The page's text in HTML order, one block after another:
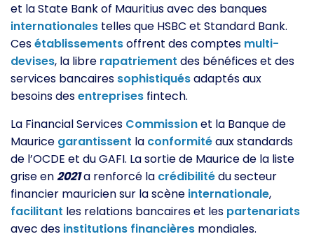
et la State Bank of Mauritius avec des banques
internationales telles que HSBC et Standard Bank.
Cesétablissementsoffrent des comptes multi-
devises, la libre rapatriement des bénéfices et des
services bancaires sophistiquésadaptés aux
besoins desentreprises fintech.
La Financial Services Commissionet la Banque de
Maurice garantissent la conformitéaux standards
de l’OCDE et du GAFI. La sortie de Maurice de la liste
grise en2021a renforcé la crédibilitédu secteur
financier mauricien sur la scène internationale,
facilitant les relations bancaires et les partenariats
avec des institutions financières mondiales.